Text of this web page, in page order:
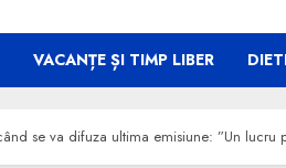
VACANȚE ȘI TIMP LIBER
se va difuza ultima emisiune: ”Un lucru